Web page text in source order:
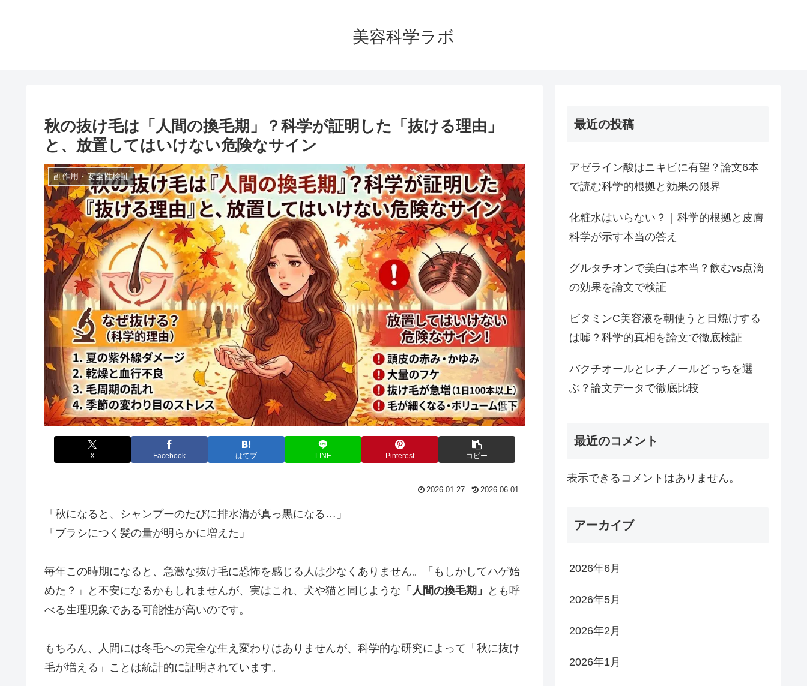
美容科学ラボ
秋の抜け毛は「人間の換毛期」？科学が証明した「抜ける理由」
と、放置してはいけない危険なサイン
副作用・安全性検証
X Facebook はてブ LINE Pinterest コピー
2026.01.27 2026.06.01
「秋になると、シャンプーのたびに排水溝が真っ黒になる…」
「ブラシにつく髪の量が明らかに増えた」
毎年この時期になると、急激な抜け毛に恐怖を感じる人は少なくありません。「もしかしてハゲ始
めた？」と不安になるかもしれませんが、実はこれ、犬や猫と同じような 「人間の換毛期」
とも呼
べる生理現象である可能性が高いのです。
もちろん、人間には冬毛への完全な生え変わりはありませんが、科学的な研究によって「秋に抜け
毛が増える」ことは統計的に証明されています。
最近の投稿
アゼライン酸はニキビに有望？論文6本
で読む科学的根拠と効果の限界
化粧水はいらない？｜科学的根拠と皮膚
科学が示す本当の答え
グルタチオンで美白は本当？飲むvs点滴
の効果を論文で検証
ビタミンC美容液を朝使うと日焼けする
は嘘？科学的真相を論文で徹底検証
バクチオールとレチノールどっちを選
ぶ？論文データで徹底比較
最近のコメント
表示できるコメントはありません。
アーカイブ
2026年6月
2026年5月
2026年2月
2026年1月